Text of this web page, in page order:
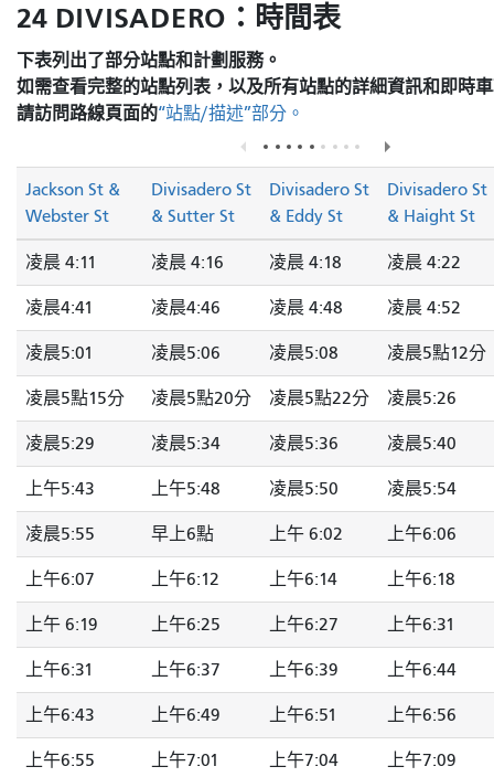
24 DIVISADERO：時間表
下表列出了部分站點和計劃服務。
如需查看完整的站點列表，以及所有站點的詳細資訊和即時
請訪問路線頁面的“站點/描述”部分。
Jackson St &
Webster St
Divisadero St
& Sutter St
Divisadero St
& Eddy St
Divisadero St
& Haight St
凌晨 4:11 凌晨 4:16 凌晨 4:18 凌晨 4:22
凌晨4:41 凌晨4:46 凌晨 4:48 凌晨 4:52
凌晨5:01 凌晨5:06 凌晨5:08 凌晨5點12分
凌晨5點15分 凌晨5點20分 凌晨5點22分 凌晨5:26
凌晨5:29 凌晨5:34 凌晨5:36 凌晨5:40
上午5:43 上午5:48 凌晨5:50 凌晨5:54
凌晨5:55 早上6點 上午 6:02 上午6:06
上午6:07 上午6:12 上午6:14 上午6:18
上午 6:19 上午6:25 上午6:27 上午6:31
上午6:31 上午6:37 上午6:39 上午6:44
上午6:43 上午6:49 上午6:51 上午6:56
上午6:55 上午7:01 上午7:04 上午7:09